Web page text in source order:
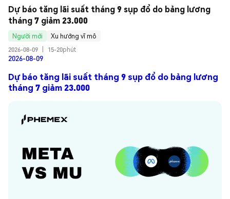
Dự báo tăng lãi suất tháng 9 sụp đổ do bảng lương
tháng 7 giảm 23.000
Người mới
Xu hướng vĩ mô
2026-08-09
15-20phút
2026-08-09
Dự báo tăng lãi suất tháng 9 sụp đổ do bảng lương
tháng 7 giảm 23.000